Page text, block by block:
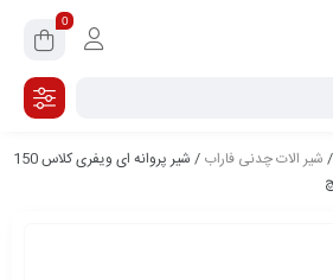
0
/ شیر الات چدنی فاراب
/ شیر پروانه اى ویفرى کلاس 150